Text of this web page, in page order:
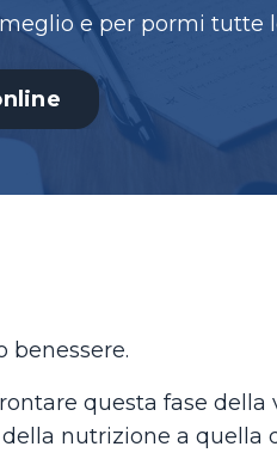
e per pormi tutte
benessere.
questa fase della
nutrizione a quella